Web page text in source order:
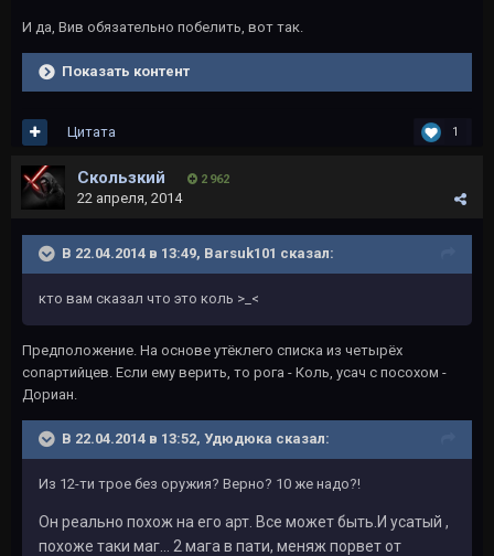
И да, Вив обязательно побелить, вот так.
Показать контент
1
Цитата
Скользкий 2 962
22 апреля, 2014
В 22.04.2014 в 13:49, Barsuk101 сказал:
кто вам сказал что это коль >_<
Предположение. На основе утёклего списка из четырёх
сопартийцев. Если ему верить, то рога - Коль, усач с посохом -
Дориан.
В 22.04.2014 в 13:52, Удюдюка сказал:
Из 12-ти трое без оружия? Верно? 10 же надо?!
Он реально похож на его арт. Все может быть. И усатый ,
похоже таки маг... 2 мага в пати, меняж порвет от